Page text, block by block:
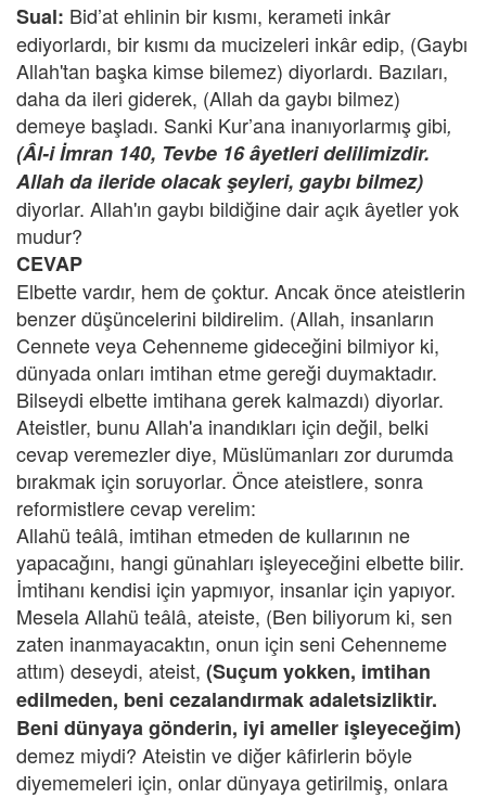
Sual: Bid’at ehlinin bir kısmı, kerameti inkâr
ediyorlardı, bir kısmı da mucizeleri inkâr edip, (Gaybı
Allah'tan başka kimse bilemez) diyorlardı. Bazıları,
daha da ileri giderek, (Allah da gaybı bilmez)
demeye başladı. Sanki Kur’ana inanıyorlarmış gibi,
(Âl-i İmran 140, Tevbe 16 âyetleri delilimizdir.
Allah da ileride olacak şeyleri, gaybı bilmez)
diyorlar. Allah'ın gaybı bildiğine dair açık âyetler yok
mudur?
CEVAP
Elbette vardır, hem de çoktur. Ancak önce ateistlerin
benzer düşüncelerini bildirelim. (Allah, insanların
Cennete veya Cehenneme gideceğini bilmiyor ki,
dünyada onları imtihan etme gereği duymaktadır.
Bilseydi elbette imtihana gerek kalmazdı) diyorlar.
Ateistler, bunu Allah'a inandıkları için değil, belki
cevap veremezler diye, Müslümanları zor durumda
bırakmak için soruyorlar. Önce ateistlere, sonra
reformistlere cevap verelim:
Allahü teâlâ, imtihan etmeden de kullarının ne
yapacağını, hangi günahları işleyeceğini elbette bilir.
İmtihanı kendisi için yapmıyor, insanlar için yapıyor.
Mesela Allahü teâlâ, ateiste, (Ben biliyorum ki, sen
zaten inanmayacaktın, onun için seni Cehenneme
attım) deseydi, ateist, (Suçum yokken, imtihan
edilmeden, beni cezalandırmak adaletsizliktir.
Beni dünyaya gönderin, iyi ameller işleyeceğim)
demez miydi? Ateistin ve diğer kâfirlerin böyle
diyememeleri için, onlar dünyaya getirilmiş, onlara